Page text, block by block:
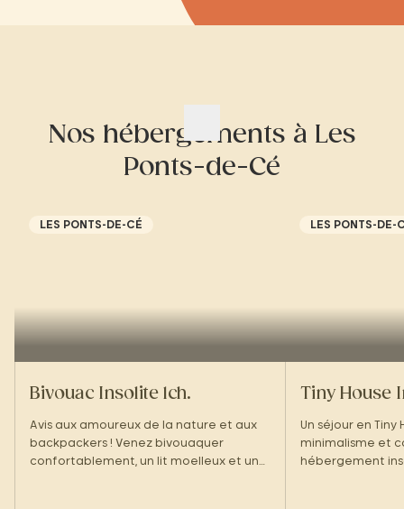
Nos hébergements à Les
Ponts-de-Cé
LES PONTS-DE-CÉ
Bivouac Insolite 1ch.
Avis aux amoureux de la nature et aux
backpackers ! Venez bivouaquer
confortablement, un lit moelleux et une
LES PONTS-DE-
Tiny House
Un séjour en Tiny
minimalisme et
hébergement